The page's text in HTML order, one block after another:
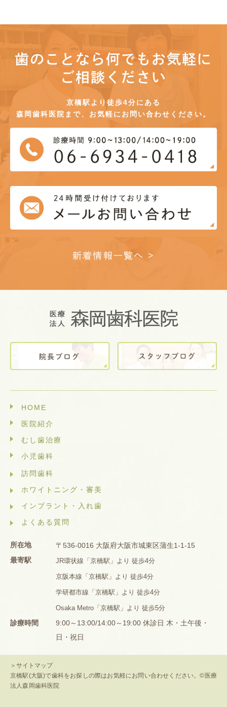
歯のことなら何でもお気軽に
ご相談ください
京橋駅より徒歩4分にある
森岡歯科医院まで、お気軽にお問い合わせください。
新着情報一覧へ >
HOME
医院紹介
むし歯治療
小児歯科
訪問歯科
ホワイトニング・審美
インプラント・入れ歯
よくある質問
所在地
〒536-0016 大阪府大阪市城東区蒲生1-1-15
最寄駅
JR環状線「京橋駅」より 徒歩4分
京阪本線「京橋駅」より 徒歩4分
学研都市線「京橋駅」より 徒歩4分
Osaka Metro「京橋駅」より 徒歩5分
診療時間
9:00～13:00/14:00～19:00 休診日 木・土午後・
日・祝日
＞サイトマップ
京橋駅(大阪)で歯科をお探しの際はお気軽にお問い合わせください。©医療
法人森岡歯科医院